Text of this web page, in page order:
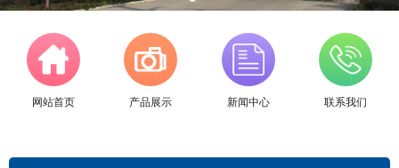
网站首页 产品展示 新闻中心 联系我们